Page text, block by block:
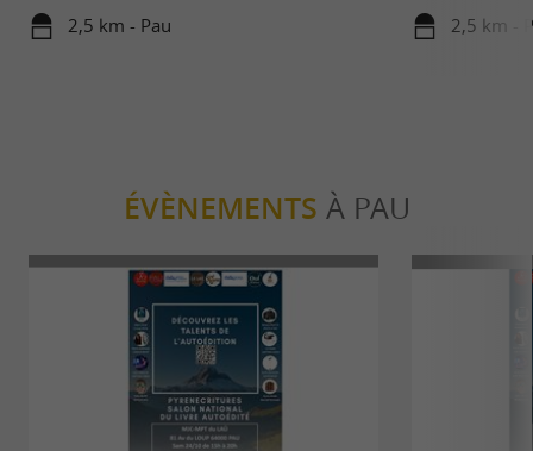
2,5 km - Pau 2,5 km -
ÉVÈNEMENTS À PAU